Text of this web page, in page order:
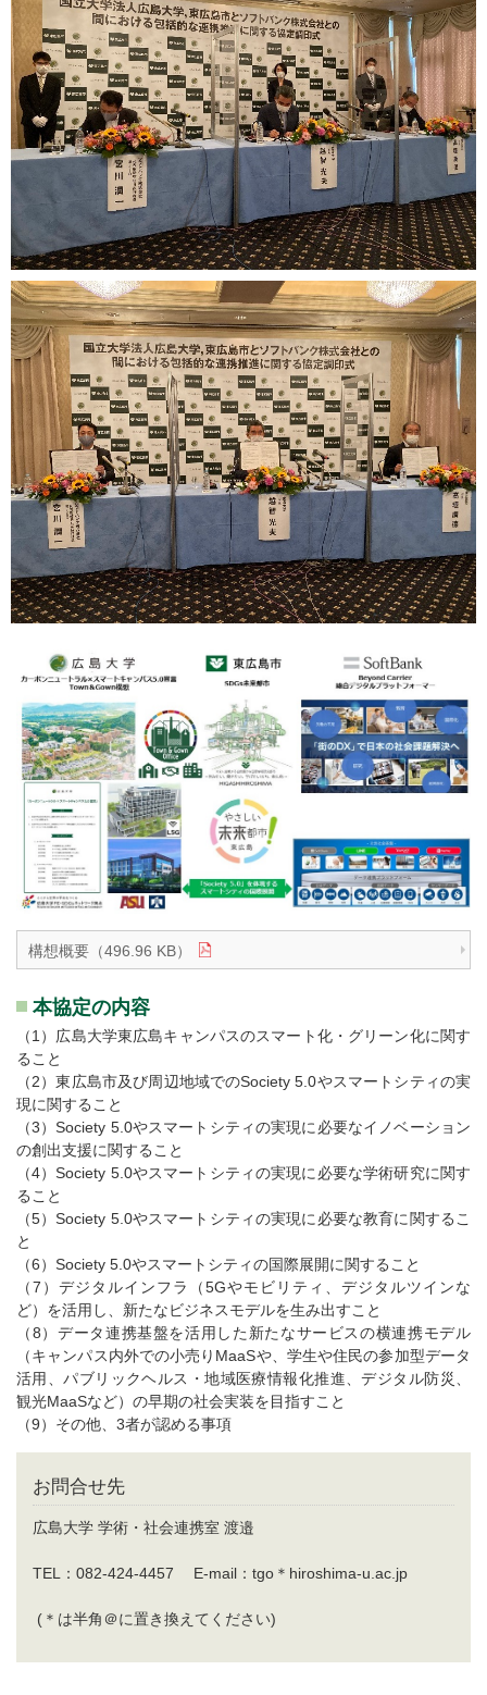
構想概要（496.96 KB）
本協定の内容
（1）広島大学東広島キャンパスのスマート化・グリーン化に関す
ること
（2）東広島市及び周辺地域でのSociety 5.0やスマートシティの実
現に関すること
（3）Society 5.0やスマートシティの実現に必要なイノベーション
の創出支援に関すること
（4）Society 5.0やスマートシティの実現に必要な学術研究に関す
ること
（5）Society 5.0やスマートシティの実現に必要な教育に関するこ
と
（6）Society 5.0やスマートシティの国際展開に関すること
（7）デジタルインフラ（5Gやモビリティ、デジタルツインな
ど）を活用し、新たなビジネスモデルを生み出すこと
（8）データ連携基盤を活用した新たなサービスの横連携モデル
（キャンパス内外での小売りMaaSや、学生や住民の参加型データ
活用、パブリックヘルス・地域医療情報化推進、デジタル防災、
観光MaaSなど）の早期の社会実装を目指すこと
（9）その他、3者が認める事項
お問合せ先
広島大学 学術・社会連携室 渡邉
TEL：082-424-4457 E-mail：tgo＊hiroshima-u.ac.jp
(＊は半角＠に置き換えてください)